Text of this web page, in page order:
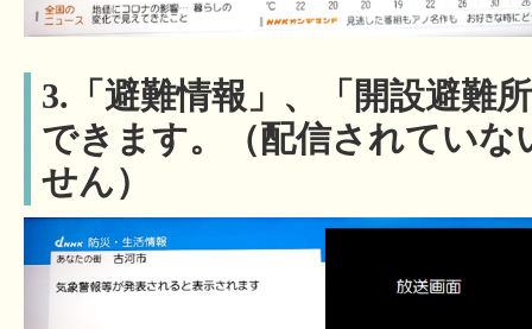
3.「避難情報」、「開設避難
できます。（配信されていな
せん）